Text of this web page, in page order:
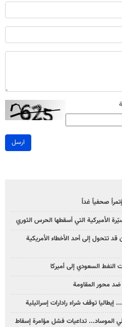
ارسل
صحفياً غداً
الأميركية التي أسقطها الحرس الثوري
قد تتحول إلى أحد الأخطاء الأمريكية
السعودي إلى أميركا
محور المقاومة
توقف شراء رادارات إسرائيلية
الموساد... تداعيات فشل مؤامرة إسقاط